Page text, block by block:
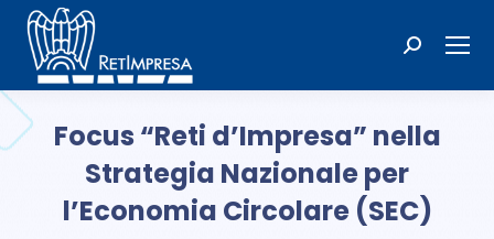
Cerca:
Focus “Reti d’Impresa” nella
Strategia Nazionale per
l’Economia Circolare (SEC)